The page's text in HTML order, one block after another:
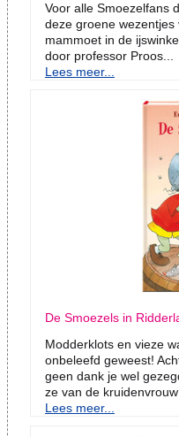
Voor alle Smoezelfans
deze groene
mammoet in de
door professor Proos...
Lees meer...
De Smoezels in
Modderklots en vieze
onbeleefd geweest!
geen dank je wel
ze van de
Lees meer...